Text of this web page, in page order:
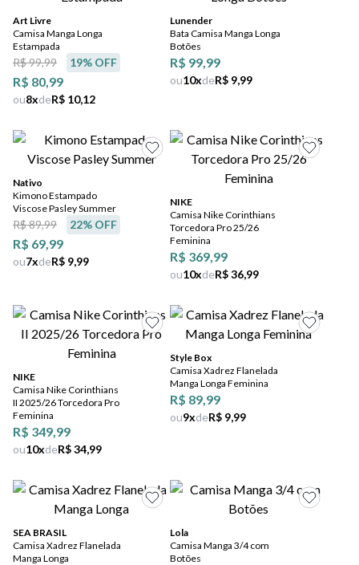
Art Livre
Camisa Manga Longa
Estampada
R$ 80,99
R$ 99,99 19% OFF
ou8xdeR$ 10,12
Lunender
Bata Camisa Manga Longa
Botões
R$ 99,99
ou10xdeR$ 9,99
Nativo
Kimono Estampado
Viscose Pasley Summer
R$ 69,99
R$ 89,99 22% OFF
ou7xdeR$ 9,99
NIKE
Camisa Nike Corinthians
Torcedora Pro 25/26
Feminina
R$ 369,99
ou10xdeR$ 36,99
NIKE
Camisa Nike Corinthians
II 2025/26 Torcedora Pro
Feminina
R$ 349,99
ou10xdeR$ 34,99
Style Box
Camisa Xadrez Flanelada
Manga Longa Feminina
R$ 89,99
ou9xdeR$ 9,99
SEA BRASIL
Camisa Xadrez Flanelada
Manga Longa
Lola
Camisa Manga 3/4 com
Botões
6º sandalia
9º chuteira
10 ºnew balance